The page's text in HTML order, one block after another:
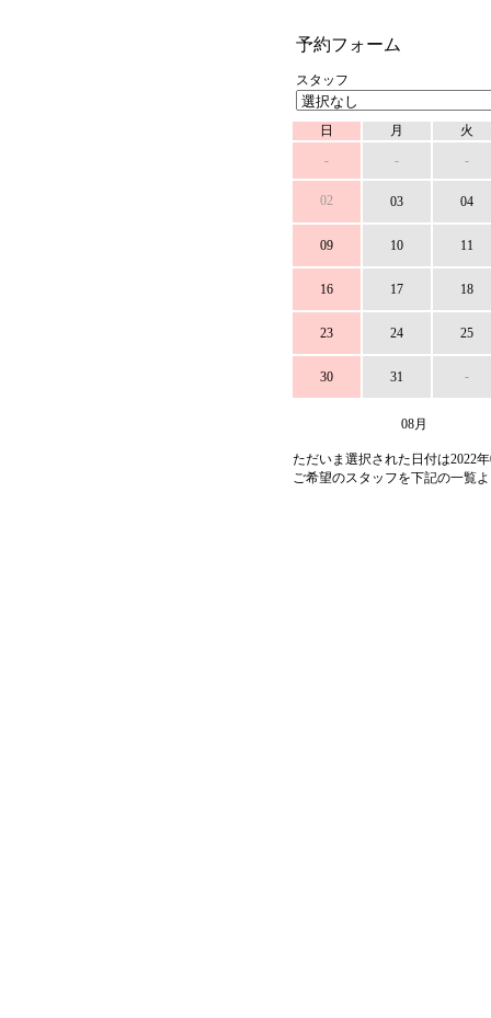
予約フォーム
スタッフ
日 月
火
-
- -
02 03 04
09 10 11
16 17 18
23 24 25
30 31 -
08月
ただいま選択された日付は2022
ご希望のスタッフを下記の一覧